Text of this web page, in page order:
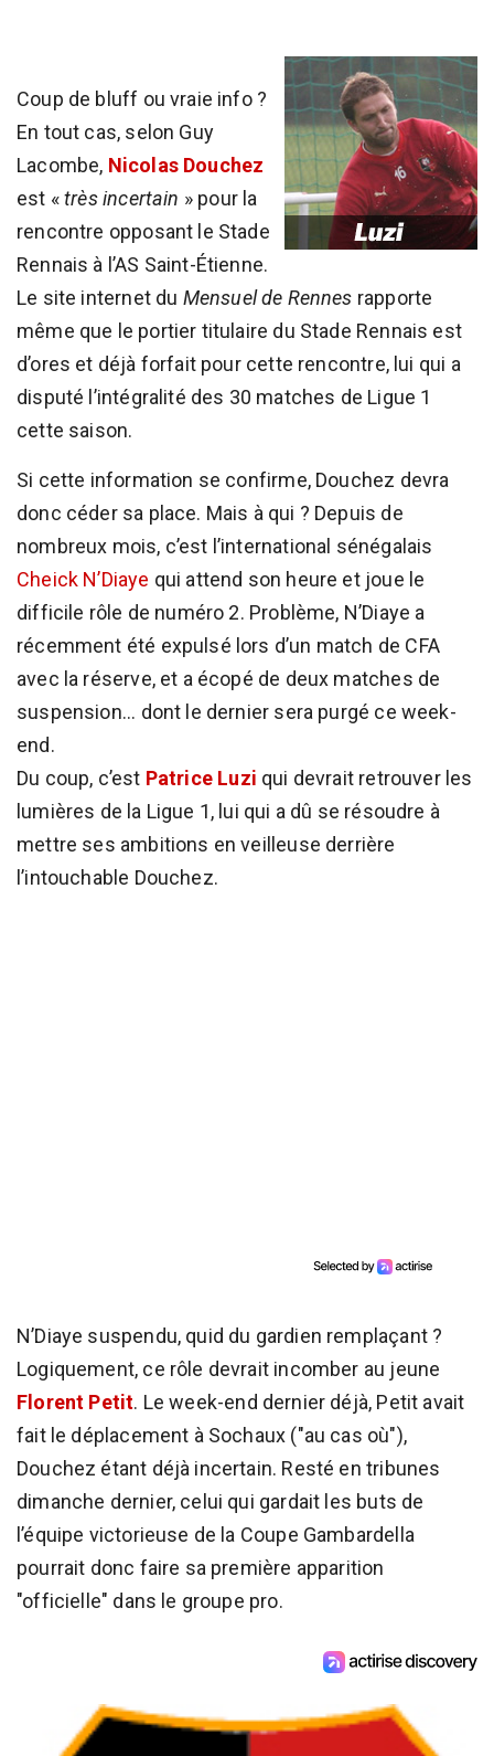
Coup de bluff ou vraie info ?
En tout cas, selon Guy
Lacombe, Nicolas Douchez
est «très incertain » pour la
rencontre opposant le Stade
Rennais à l’AS Saint-Étienne.
Le site internet du Mensuel de Rennes rapporte
même que le portier titulaire du Stade Rennais est
d’ores et déjà forfait pour cette rencontre, lui qui a
disputé l’intégralité des 30 matches de Ligue 1
cette saison.
Si cette information se confirme, Douchez devra
donc céder sa place. Mais à qui ? Depuis de
nombreux mois, c’est l’international sénégalais
Cheick N’Diaye qui attend son heure et joue le
difficile rôle de numéro 2. Problème, N’Diaye a
récemment été expulsé lors d’un match de CFA
avec la réserve, et a écopé de deux matches de
suspension... dont le dernier sera purgé ce week-
end.
Du coup, c’est Patrice Luzi qui devrait retrouver les
lumières de la Ligue 1, lui qui a dû se résoudre à
mettre ses ambitions en veilleuse derrière
l’intouchable Douchez.
N’Diaye suspendu, quid du gardien remplaçant ?
Logiquement, ce rôle devrait incomber au jeune
Florent Petit. Le week-end dernier déjà, Petit avait
fait le déplacement à Sochaux ("au cas où"),
Douchez étant déjà incertain. Resté en tribunes
dimanche dernier, celui qui gardait les buts de
l’équipe victorieuse de la Coupe Gambardella
pourrait donc faire sa première apparition
"officielle" dans le groupe pro.